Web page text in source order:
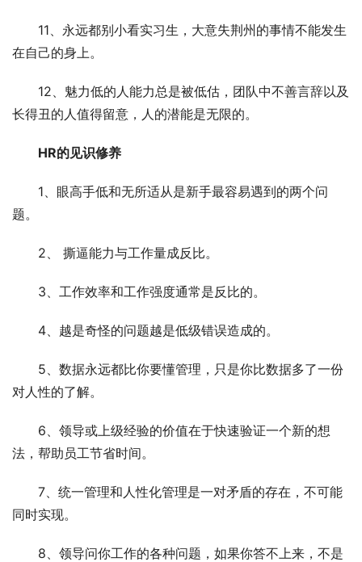
11、永远都别小看实习生，大意失荆州的事情不能发生
在自己的身上。
12、魅力低的人能力总是被低估，团队中不善言辞以及
长得丑的人值得留意，人的潜能是无限的。
HR的见识修养
1、眼高手低和无所适从是新手最容易遇到的两个问
题。
2、 撕逼能力与工作量成反比。
3、工作效率和工作强度通常是反比的。
4、越是奇怪的问题越是低级错误造成的。
5、数据永远都比你要懂管理，只是你比数据多了一份
对人性的了解。
6、领导或上级经验的价值在于快速验证一个新的想
法，帮助员工节省时间。
7、统一管理和人性化管理是一对矛盾的存在，不可能
同时实现。
8、领导问你工作的各种问题，如果你答不上来，不是